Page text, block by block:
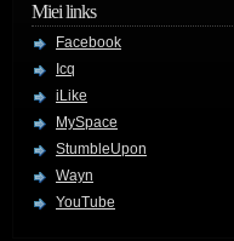
Miei links
Facebook
Icq
iLike
MySpace
StumbleUpon
Wayn
YouTube